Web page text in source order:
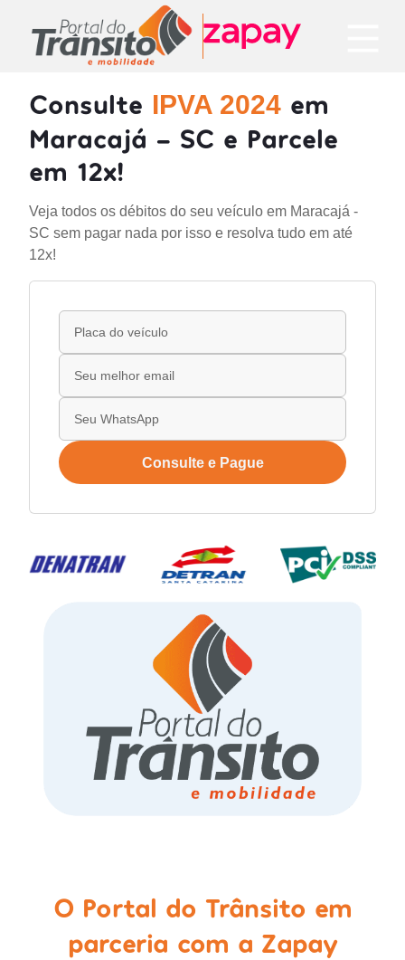
Consulte IPVA 2024 em
Maracajá - SC e Parcele
em 12x!
Veja todos os débitos do seu veículo em Maracajá -
SC sem pagar nada por isso e resolva tudo em até
12x!
Consulte e Pague
O Portal do Trânsito em
parceria com a Zapay